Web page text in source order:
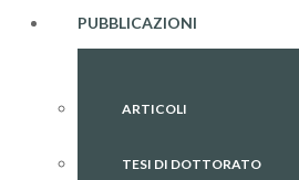
PUBBLICAZIONI
ARTICOLI
TESI DI DOTTORATO